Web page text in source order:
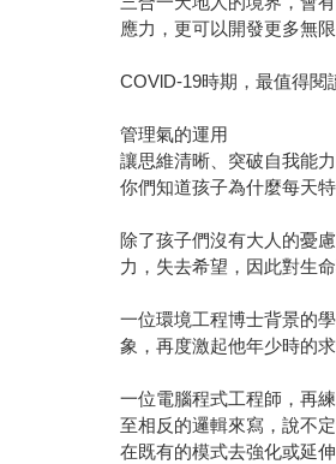
應力，更可以開發更多無
COVlD-19時期，最值得閱
管理氣的運用
讓思維清晰、突破自我能力
你們知道孩子為什麼每天
除了孩子們沒有大人的憂
力，失去希望，因此對生命
一位環境工程博士背景的
象，再度激起他年少時的
一位電腦程式工程師，再
至相反的邏輯來寫，說不
在既有的模式去強化或延